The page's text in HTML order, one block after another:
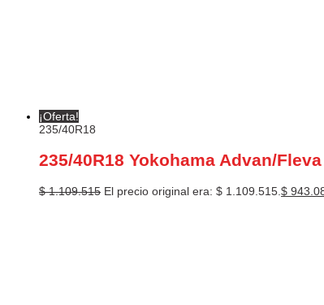
¡Oferta!
235/40R18
235/40R18 Yokohama Advan/Fleva
$1.109.515 El precio original era: $ 1.109.515. $